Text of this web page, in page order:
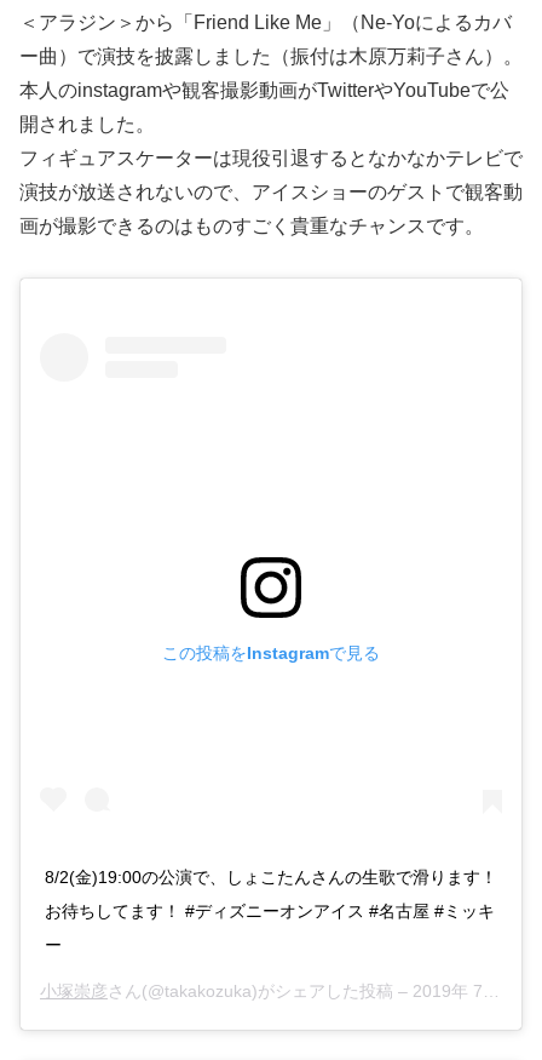
＜アラジン＞から「Friend Like Me」（Ne-Yoによるカバ
ー曲）で演技を披露しました（振付は木原万莉子さん）。
本人のinstagramや観客撮影動画がTwitterやYouTubeで公
開されました。
フィギュアスケーターは現役引退するとなかなかテレビで
演技が放送されないので、アイスショーのゲストで観客動
画が撮影できるのはものすごく貴重なチャンスです。
この投稿をInstagramで見る
8/2(金)19:00の公演で、しょこたんさんの生歌で滑ります！
お待ちしてます！ #ディズニーオンアイス #名古屋 #ミッキ
ー
小塚崇彦さん(@takakozuka)がシェアした投稿 – 2019年 7月月24日午前4時34分PDT